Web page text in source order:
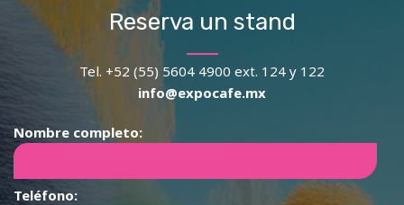
Reserva un stand
Tel. +52 (55) 5604 4900 ext. 124 y 122
info@expocafe.mx
Nombre completo:
Teléfono: